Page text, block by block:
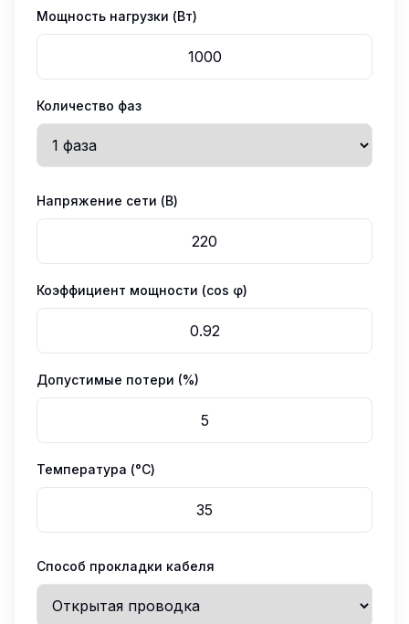
Мощность нагрузки (Вт)
Количество фаз
Напряжение сети (В)
Коэффициент мощности (cos φ)
Допустимые потери (%)
Температура (°C)
Способ прокладки кабеля